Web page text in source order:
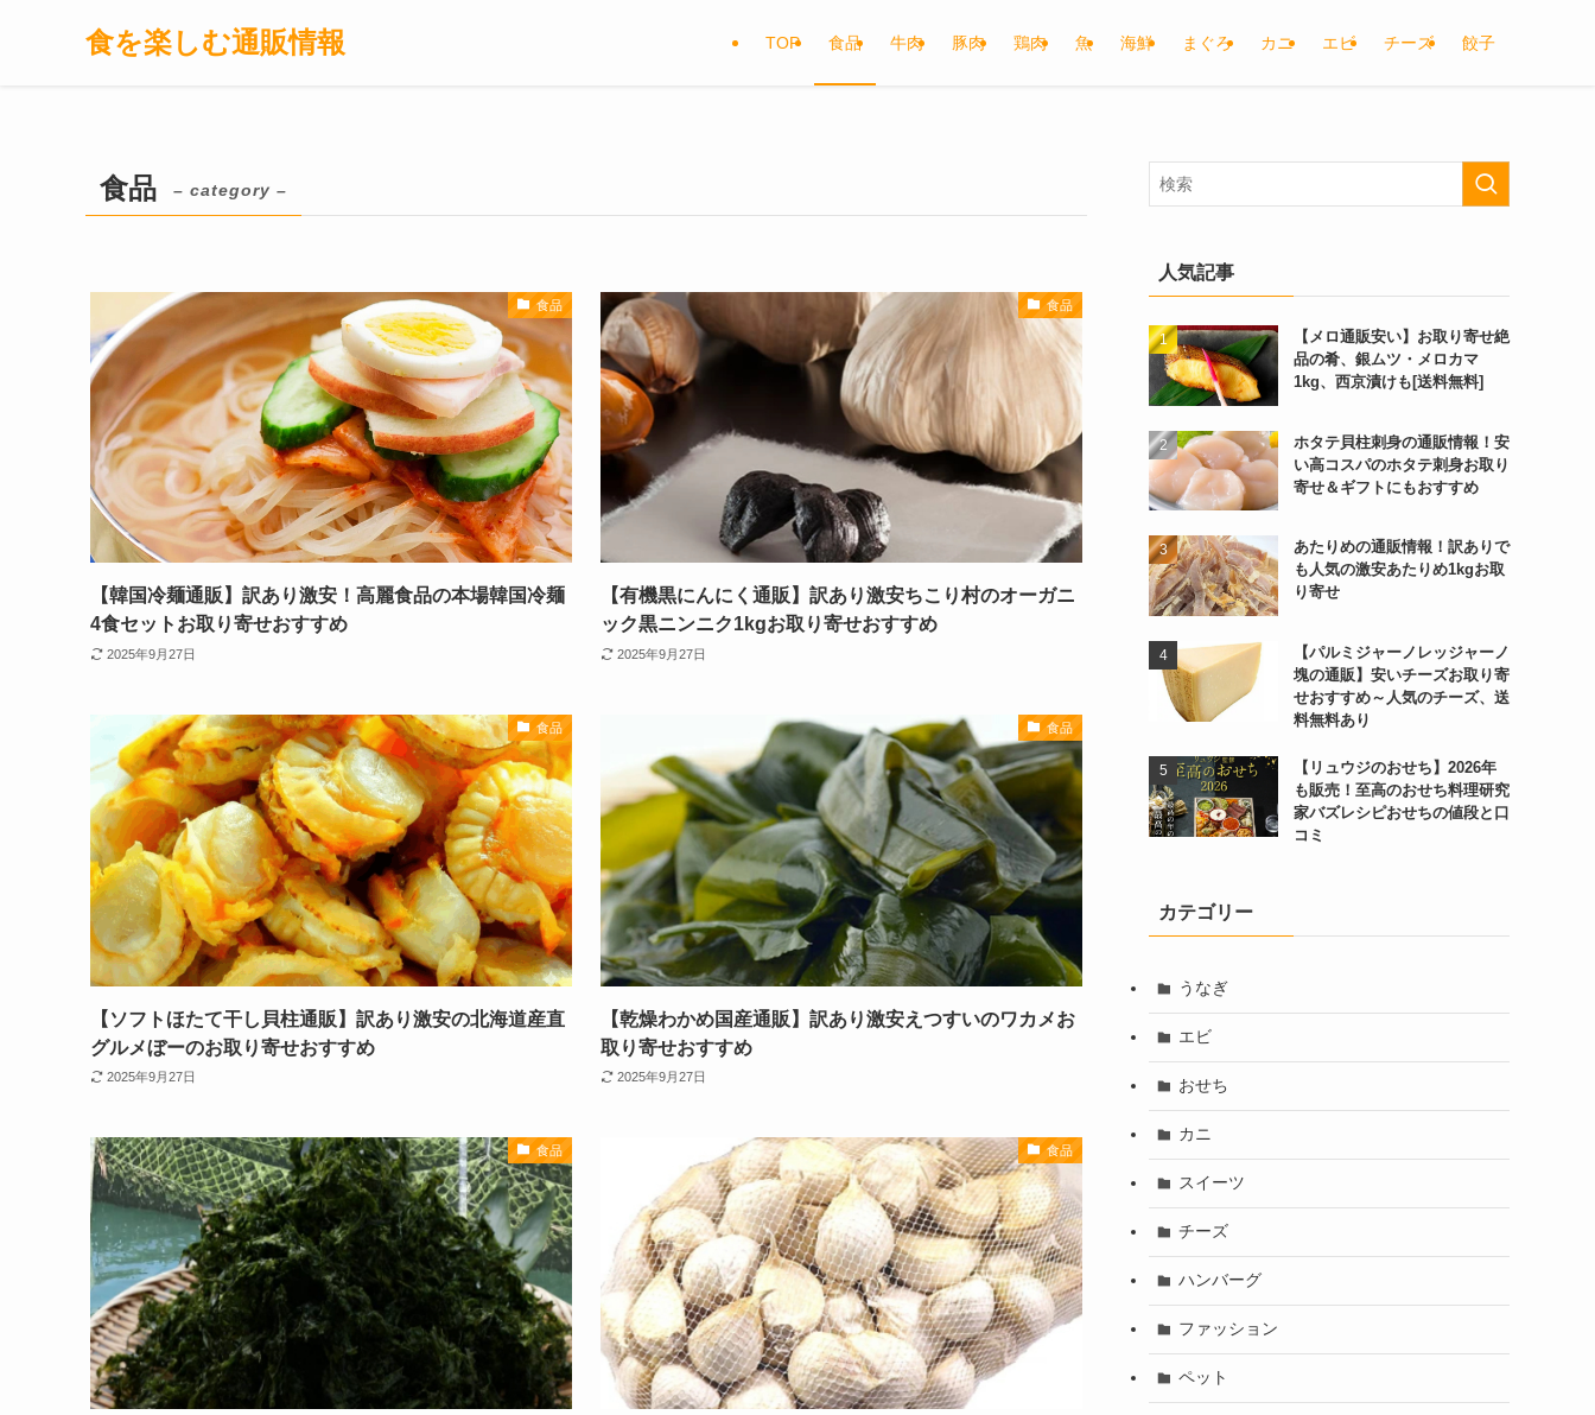
食を楽しむ通販情報 TOP 食品 牛肉 豚肉 鶏肉 魚 海鮮 まぐろ カニ エビ チーズ 餃子
食品 – category –
食品
【韓国冷麺通販】訳あり激安！高麗食品の本場韓国冷麺
4食セットお取り寄せおすすめ
2025年9月27日
食品
【有機黒にんにく通販】訳あり激安ちこり村のオーガニ
ック黒ニンニク1kgお取り寄せおすすめ
2025年9月27日
食品
【ソフトほたて干し貝柱通販】訳あり激安の北海道産直
グルメぼーのお取り寄せおすすめ
2025年9月27日
食品
【乾燥わかめ国産通販】訳あり激安えつすいのワカメお
取り寄せおすすめ
2025年9月27日
食品 食品
人気記事
【メロ通販安い】お取り寄せ絶
品の肴、銀ムツ・メロカマ
1kg、西京漬けも[送料無料]
ホタテ貝柱刺身の通販情報！安
い高コスパのホタテ刺身お取り
寄せ＆ギフトにもおすすめ
あたりめの通販情報！訳ありで
も人気の激安あたりめ1kgお取
り寄せ
【パルミジャーノレッジャーノ
塊の通販】安いチーズお取り寄
せおすすめ～人気のチーズ、送
料無料あり
【リュウジのおせち】2026年
も販売！至高のおせち料理研究
家バズレシピおせちの値段と口
コミ
カテゴリー
うなぎ
エビ
おせち
カニ
スイーツ
チーズ
ハンバーグ
ファッション
ペット